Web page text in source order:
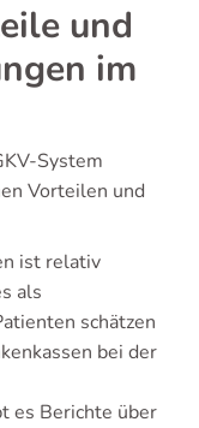
und
im
System
Vorteilen und
ist relativ
als
schätzen
bei der
es Berichte über